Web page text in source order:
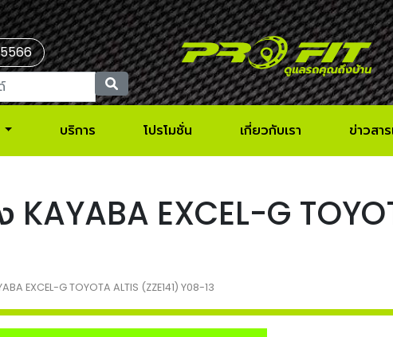
บริการ โปรโมชั่น เกี่ยวกับเรา ข่าวสา
EXCEL-G
EXCEL-G TOYOTA ALTIS (ZZE141) Y08-13